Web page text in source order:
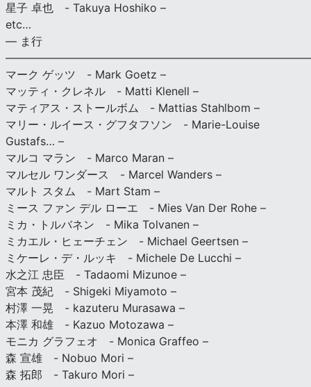
星子 卓也 - Takuya Hoshiko –
etc…
— ま行
マーク ゲッツ - Mark Goetz –
マッティ・クレネル - Matti Klenell –
マティアス・ストールボム - Mattias Stahlbom –
マリー・ルイース・グフタフソン - Marie-Louise
Gustafs… –
マルコ マラン - Marco Maran –
マルセル ワンダース - Marcel Wanders –
マルト スタム - Mart Stam –
ミース ファン デル ローエ - Mies Van Der Rohe –
ミカ・トルバネン - Mika Tolvanen –
ミカエル・ヒェーチェン - Michael Geertsen –
ミケーレ・デ・ルッキ - Michele De Lucchi –
水之江 忠臣 - Tadaomi Mizunoe –
宮本 茂紀 - Shigeki Miyamoto –
村澤 一晃 - kazuteru Murasawa –
本澤 和雄 - Kazuo Motozawa –
モニカ グラフェオ - Monica Graffeo –
森 宣雄 - Nobuo Mori –
森 拓郎 - Takuro Mori –